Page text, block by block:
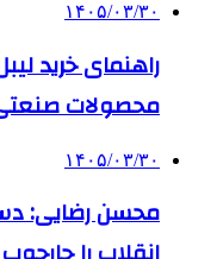
۱۴۰۵/۰۳/۳۰
راهنمای خرید
محصولات
۱۴۰۵/۰۳/۳۰
محسن رضایی: